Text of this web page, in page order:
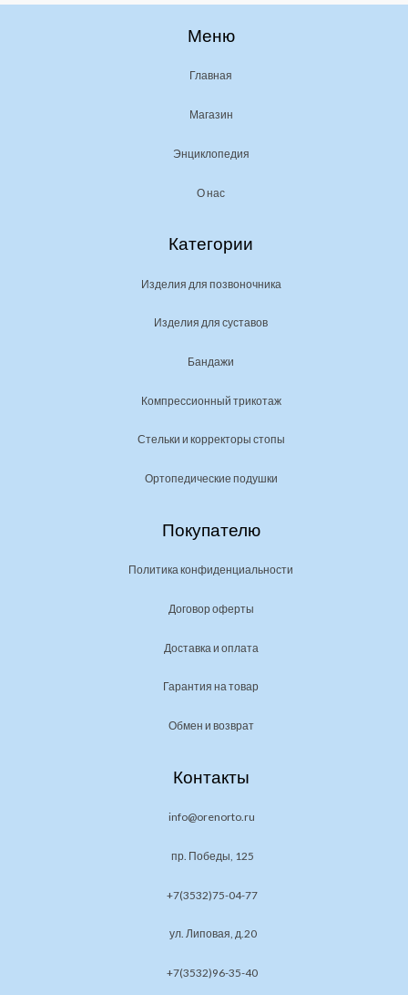
Меню
Главная
Магазин
Энциклопедия
О нас
Категории
Изделия для позвоночника
Изделия для суставов
Бандажи
Компрессионный трикотаж
Стельки и корректоры стопы
Ортопедические подушки
Покупателю
Политика конфиденциальности
Договор оферты
Доставка и оплата
Гарантия на товар
Обмен и возврат
Контакты
info@orenorto.ru
пр. Победы, 125
+7(3532)75-04-77
ул. Липовая, д.20
+7(3532)96-35-40